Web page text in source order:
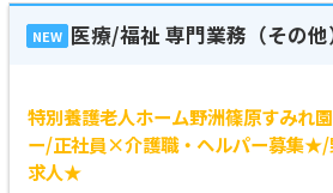
NEW 医療/福祉 専門業務（その他
特別養護老人ホーム野洲篠原すみれ
ー/正社員×介護職・ヘルパー募集★/
求人★